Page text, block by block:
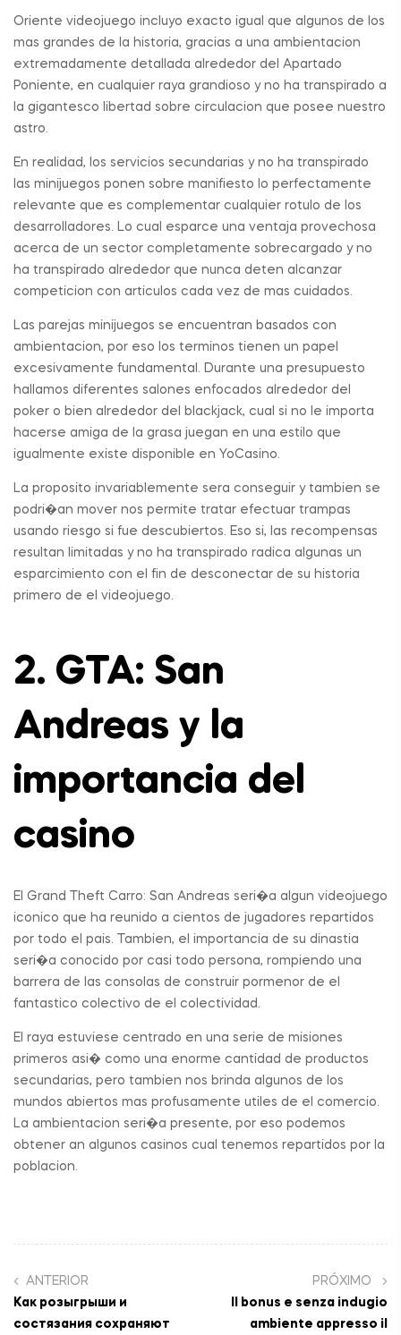
Oriente videojuego incluyo exacto igual que algunos de los
mas grandes de la historia, gracias a una ambientacion
extremadamente detallada alrededor del Apartado
Poniente, en cualquier raya grandioso y no ha transpirado a
la gigantesco libertad sobre circulacion que posee nuestro
astro.
En realidad, los servicios secundarias y no ha transpirado
las minijuegos ponen sobre manifiesto lo perfectamente
relevante que es complementar cualquier rotulo de los
desarrolladores. Lo cual esparce una ventaja provechosa
acerca de un sector completamente sobrecargado y no
ha transpirado alrededor que nunca deten alcanzar
competicion con articulos cada vez de mas cuidados.
Las parejas minijuegos se encuentran basados con
ambientacion, por eso los terminos tienen un papel
excesivamente fundamental. Durante una presupuesto
hallamos diferentes salones enfocados alrededor del
poker o bien alrededor del blackjack, cual si no le importa
hacerse amiga de la grasa juegan en una estilo que
igualmente existe disponible en YoCasino.
La proposito invariablemente sera conseguir y tambien se
podri�an mover nos permite tratar efectuar trampas
usando riesgo si fue descubiertos. Eso si, las recompensas
resultan limitadas y no ha transpirado radica algunas un
esparcimiento con el fin de desconectar de su historia
primero de el videojuego.
2. GTA: San
Andreas y la
importancia del
casino
El Grand Theft Carro: San Andreas seri�a algun videojuego
iconico que ha reunido a cientos de jugadores repartidos
por todo el pais. Tambien, el importancia de su dinastia
seri�a conocido por casi todo persona, rompiendo una
barrera de las consolas de construir pormenor de el
fantastico colectivo de el colectividad.
El raya estuviese centrado en una serie de misiones
primeros asi� como una enorme cantidad de productos
secundarias, pero tambien nos brinda algunos de los
mundos abiertos mas profusamente utiles de el comercio.
La ambientacion seri�a presente, por eso podemos
obtener an algunos casinos cual tenemos repartidos por la
poblacion.
ANTERIOR
Как розыгрыши и
состязания сохраняют
PRÓXIMO
Il bonus e senza indugio
ambiente appresso il